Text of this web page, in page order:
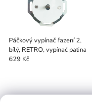
Páčkový vypínač řazení 2,
bílý, RETRO, vypínač patina
629 Kč